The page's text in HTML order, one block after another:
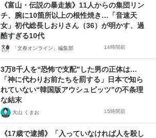
《富山・伝説の暴走族》11人からの集団リン
チ、腕に10箇所以上の根性焼き…「音速天
女」初代総長しおりさん（36）が明かす、過
酷すぎる10代
「文春オンライン」編集部 14時間前
3万8千人を“恐怖で支配”した男の正体は…
「神に代わりお前たちを罰する」日本で知ら
れていない“韓国版アウシュビッツ”の不条理
な結末
大山 くまお 15時間前
《17歳で逮捕》「入っていなければ人を殺し